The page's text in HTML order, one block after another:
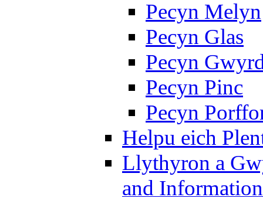
Pecyn Melyn
Pecyn Glas
Pecyn
Pecyn Pinc
Pecyn
Helpu eich
Llythyron a
and Information